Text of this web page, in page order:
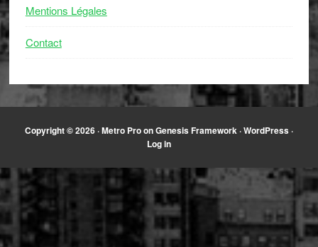
Mentions Légales
Contact
Copyright © 2026 ·Metro ProonGenesis Framework ·WordPress ·
Log in